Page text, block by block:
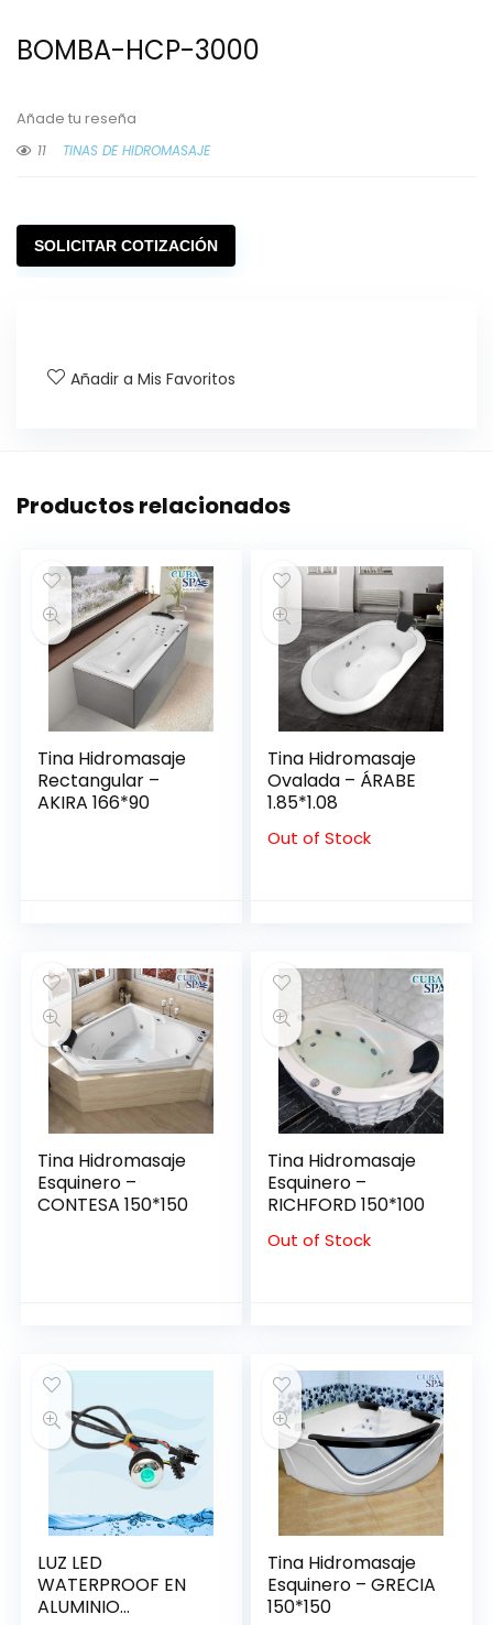
BOMBA-HCP-3000
Añade tu reseña
11
TINAS DE HIDROMASAJE
SOLICITAR COTIZACIÓN
Añadir a Mis Favoritos
Productos relacionados
Tina Hidromasaje
Rectangular –
AKIRA 166*90
Tina Hidromasaje
Ovalada – ÁRABE
1.85*1.08
Out of Stock
Tina Hidromasaje
Esquinero –
CONTESA 150*150
Tina Hidromasaje
Esquinero –
RICHFORD 150*100
Out of Stock
LUZ LED
WATERPROOF EN
ALUMINIO
Tina Hidromasaje
Esquinero – GRECIA
150*150